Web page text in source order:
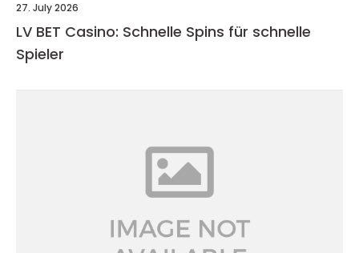
27. July 2026
LV BET Casino: Schnelle Spins für schnelle
Spieler